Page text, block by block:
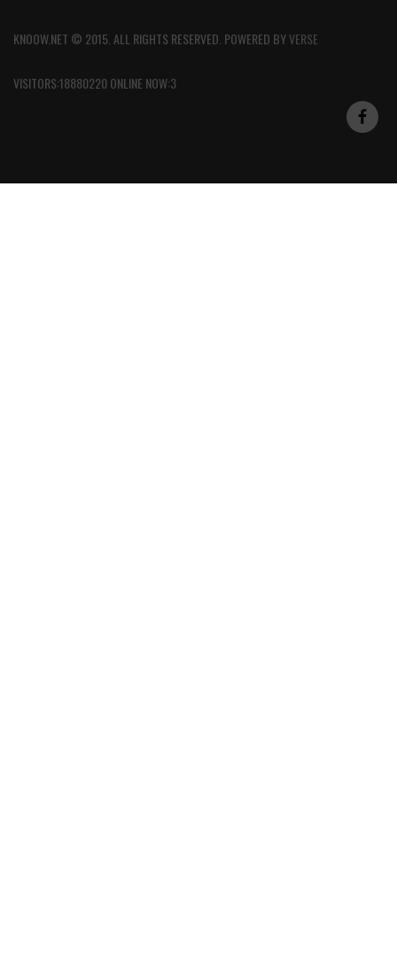
KNOOW.NET © 2015. ALL RIGHTS RESERVED. POWERED BYVERSE
VISITORS:18880220 ONLINE NOW:3